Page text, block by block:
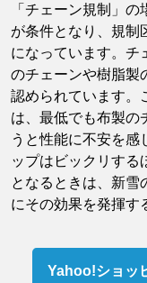
「チェーン規制」
が条件となり、規制
になっています。チ
のチェーンや樹脂製
認められています。
は、最低でも布製の
うと性能に不安を感
ップはビックリする
となるときは、新雪
にその効果を発揮す
Yahoo!ショッ